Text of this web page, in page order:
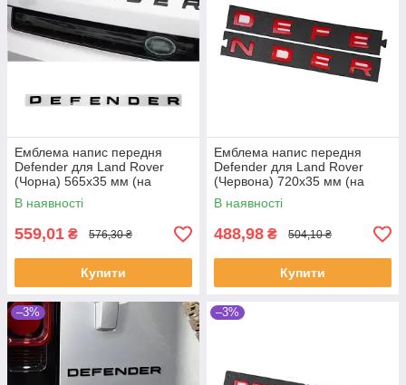
Емблема напис передня
Defender для Land Rover
(Чорна) 565х35 мм (на
скотчі) LR130857
В наявності
559,01 ₴ 576,30 ₴
Купити
Емблема напис передня
Defender для Land Rover
(Червона) 720х35 мм (на
скотчі) LR130857
В наявності
488,98 ₴ 504,10 ₴
Купити
–3% –3%